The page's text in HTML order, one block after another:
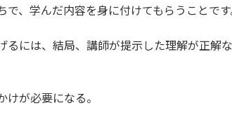
、学んだ内容を身に付けてもらうことです
には、結局、講師が提示した理解が正解
が必要になる。